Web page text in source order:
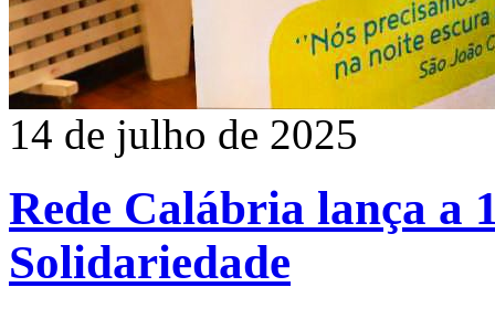
14 de julho de 2025
Rede Calábria lança a
Solidariedade